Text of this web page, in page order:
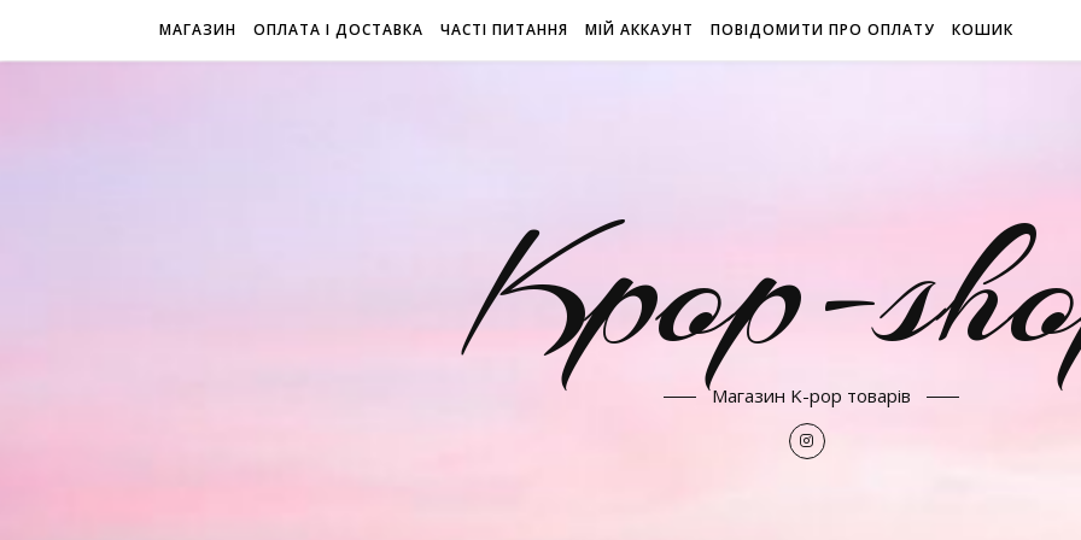
МАГАЗИН ОПЛАТА І ДОСТАВКА ЧАСТІ ПИТАННЯ МІЙ АККАУНТ ПОВІДОМИТИ ПРО ОПЛАТУ КОШИК
Kpop-
Магазин K-pop товарів